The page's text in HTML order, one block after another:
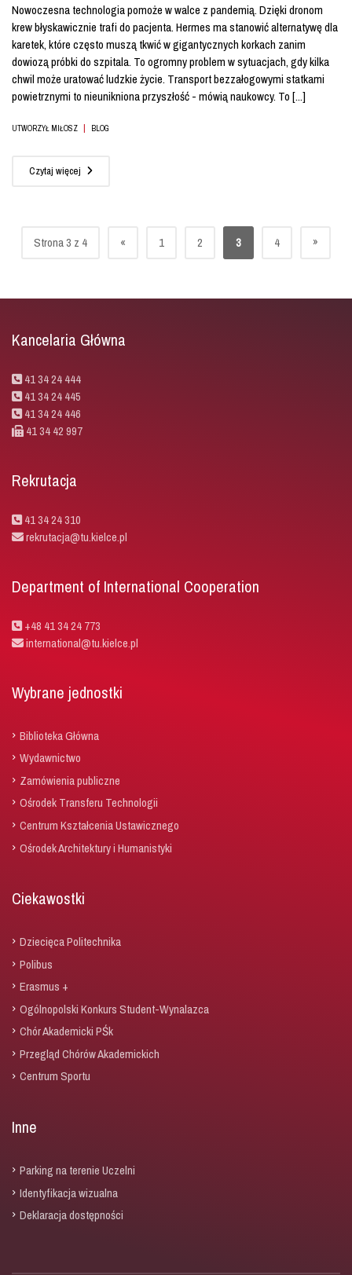
Nowoczesna technologia pomoże w walce z pandemią. Dzięki dronom
krew błyskawicznie trafi do pacjenta. Hermes ma stanowić alternatywę dla
karetek, które często muszą tkwić w gigantycznych korkach zanim
dowiozą próbki do szpitala. To ogromny problem w sytuacjach, gdy kilka
chwil może uratować ludzkie życie. Transport bezzałogowymi statkami
powietrznymi to nieunikniona przyszłość - mówią naukowcy. To [...]
UTWORZYŁ MIŁOSZ | BLOG
Czytaj więcej
Strona 3 z 4 « 1 2 3 4 »
Kancelaria Główna
41 34 24 444
41 34 24 445
41 34 24 446
41 34 42 997
Rekrutacja
41 34 24 310
rekrutacja@tu.kielce.pl
Department of International Cooperation
+48 41 34 24 773
international@tu.kielce.pl
Wybrane jednostki
Biblioteka Główna
Wydawnictwo
Zamówienia publiczne
Ośrodek Transferu Technologii
Centrum Kształcenia Ustawicznego
Ośrodek Architektury i Humanistyki
Ciekawostki
Dziecięca Politechnika
Polibus
Erasmus +
Ogólnopolski Konkurs Student-Wynalazca
Chór Akademicki PŚk
Przegląd Chórów Akademickich
Centrum Sportu
Inne
Parking na terenie Uczelni
Identyfikacja wizualna
Deklaracja dostępności